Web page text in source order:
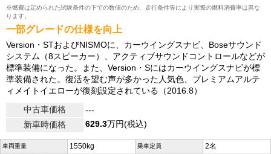
※燃費は定められた試験条件の下での数値のため、走行条件等により実際の燃料消費率は異な
ります。
一部グレードの仕様を向上
Version・STおよびNISMOに、カーウイングスナビ、Boseサウンド
システム（8スピーカー）、アクティブサウンドコントロールなどが
標準装備になった。また、Version・Sにはカーウイングスナビが標
準装備された。復活を望む声が多かった人気色、プレミアムアルテ
ィメイトイエローが復刻設定されている（2016.8）
中古車価格
---
新車時価格
629.3万円(税込)
車両重量 1550kg 乗車定員 2名